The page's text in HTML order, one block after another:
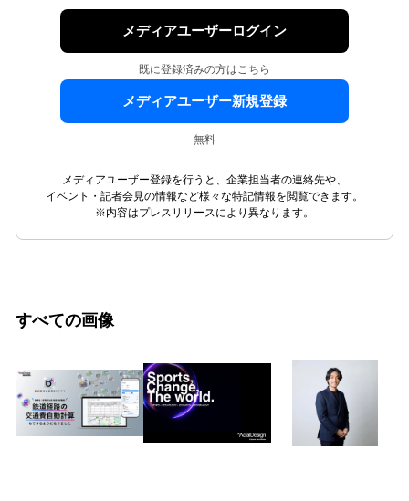
メディアユーザーログイン
既に登録済みの方はこちら
メディアユーザー新規登録
無料
メディアユーザー登録を行うと、企業担当者の連絡先や、
イベント・記者会見の情報など様々な特記情報を閲覧できます。
※内容はプレスリリースにより異なります。
すべての画像